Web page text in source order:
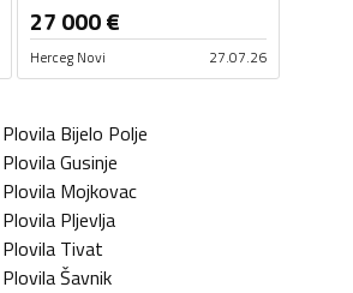
27 000€
Herceg Novi 27.07.26
Plovila Bijelo Polje
PlovilaGusinje
Plovila Mojkovac
Plovila Pljevlja
Plovila Tivat
PlovilaŠavnik